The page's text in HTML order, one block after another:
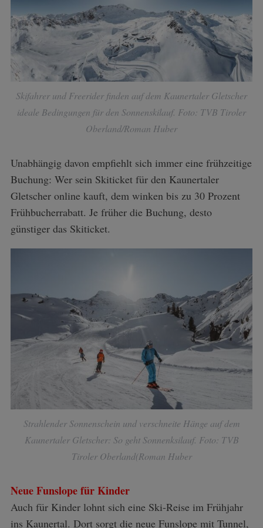
Skifahrer und Freerider finden auf dem Kaunertaler Gletscher
ideale Bedingungen für den Sonnenskilauf. Foto: TVB Tiroler
Oberland/Roman Huber
Unabhängig davon empfiehlt sich immer eine frühzeitige
Buchung: Wer sein Skiticket für den Kaunertaler
Gletscher online kauft, dem winken bis zu 30 Prozent
Frühbucherrabatt. Je früher die Buchung, desto
günstiger das Skiticket.
Strahlender Sonnenschein und verschneite Hänge auf dem
Kaunertaler Gletscher: So geht Sonnenksilauf. Foto: TVB
Tiroler Oberland(Roman Huber
Neue Funslope für Kinder
Auch für Kinder lohnt sich eine Ski-Reise im Frühjahr
ins Kaunertal. Dort sorgt die neue Funslope mit Tunnel,